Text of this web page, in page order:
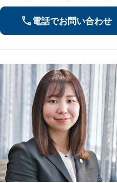
電話でお問い合わせ